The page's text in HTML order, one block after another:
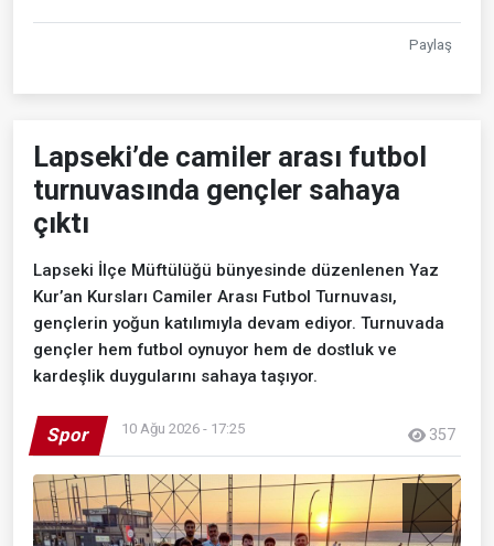
Paylaş
Lapseki’de camiler arası futbol
turnuvasında gençler sahaya
çıktı
Lapseki İlçe Müftülüğü bünyesinde düzenlenen Yaz
Kur’an Kursları Camiler Arası Futbol Turnuvası,
gençlerin yoğun katılımıyla devam ediyor. Turnuvada
gençler hem futbol oynuyor hem de dostluk ve
kardeşlik duygularını sahaya taşıyor.
Spor 10 Ağu 2026 - 17:25 357